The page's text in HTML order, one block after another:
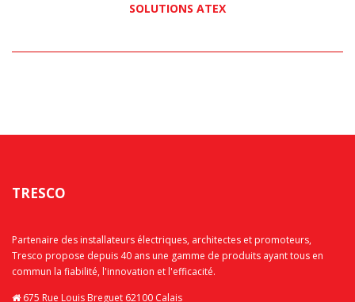
SOLUTIONS ATEX
TRESCO
Partenaire des installateurs électriques, architectes et promoteurs,
Tresco propose depuis 40 ans une gamme de produits ayant tous en
commun la fiabilité, l'innovation et l'efficacité.
675 Rue Louis Breguet 62100 Calais